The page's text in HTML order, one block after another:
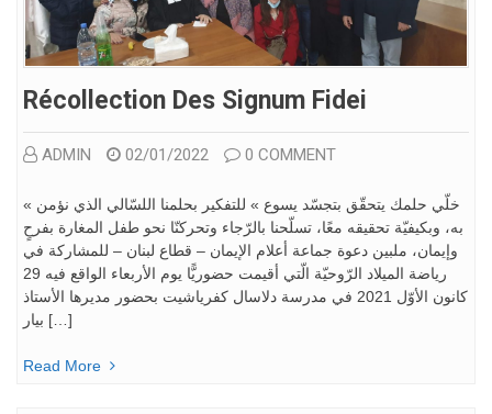
Récollection Des Signum Fidei
ADMIN 02/01/2022 0 COMMENT
« خلّي حلمك يتحقّق بتجسّد يسوع » للتفكير بحلمنا اللسّالي الذي نؤمن
به، وبكيفيّة تحقيقه معًا، تسلّحنا بالرّجاء وتحركنّا نحو طفل المغارة بفرحٍ
وإيمان، ملبين دعوة جماعة أعلام الإيمان – قطاع لبنان – للمشاركة في
رياضة الميلاد الرّوحيّة الّتي أقيمت حضوريًّا يوم الأربعاء الواقع فيه 29
كانون الأوّل 2021 في مدرسة دلاسال كفرياشيت بحضور مديرها الأستاذ
بيار […]
Read More